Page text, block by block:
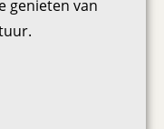
genieten van